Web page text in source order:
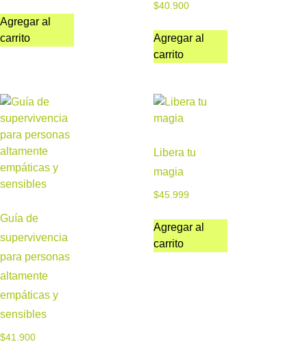
Agregar al
carrito
$40.900
Agregar al
carrito
Guía de
supervivencia
para personas
altamente
empáticas y
sensibles
$41.900
Libera tu
magia
$45.999
Agregar al
carrito